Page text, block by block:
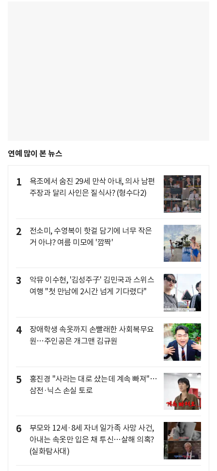
연예 많이 본 뉴스
1
욕조에서 숨진 29세 만삭 아내, 의사 남편
주장과 달리 사인은 질식사? (형수다2)
2
전소미, 수영복이 핫걸 담기에 너무 작은
거 아냐? 여름 미모에 '깜짝'
3
악뮤 이수현, '김성주子' 김민국과 스위스
여행 "첫 만남에 2시간 넘게 기다렸다"
4
장애학생 속옷까지 손빨래한 사회복무요
원…주인공은 개그맨 김규원
5
홍진경 "사라는 대로 샀는데 계속 빠져"…
삼전·닉스 손실 토로
6
부모와 12세·8세 자녀 일가족 사망 사건,
아내는 속옷만 입은 채 투신…살해 의혹?
(실화탐사대)